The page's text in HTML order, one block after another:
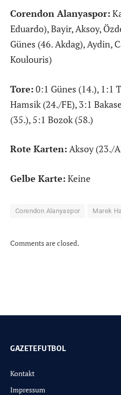
Corendon Alanyaspor:
Eduardo), Bayir, Aksoy,
Günes (46. Akdag), Aydin,
Koulouris)
Tore: 0:1 Günes (14.), 1:1
Hamsik (24./FE), 3:1
(35.), 5:1 Bozok (58.)
Rote Karten: Aksoy (23./
Gelbe Karte: Keine
Corendon Alanyaspor Marek
Comments are closed.
GAZETEFUTBOL
Kontakt
Impressum